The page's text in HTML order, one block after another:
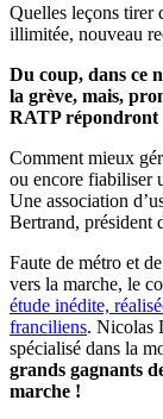
Quelles leçons tirer
illimitée, nouveau
Du coup, dans ce
la grève, mais,
RATP répondront
Comment mieux
ou encore fiabiliser
Une association
Bertrand, président
Faute de métro et
vers la marche, le
étude inédite,
franciliens. Nicolas
spécialisé dans la
grands gagnants
marche !